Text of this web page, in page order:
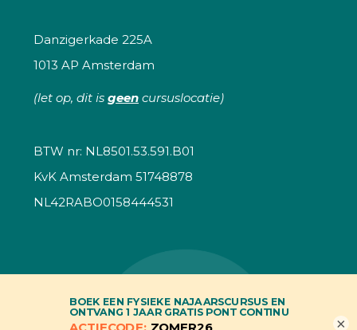
Danzigerkade 225A
1013 AP Amsterdam
(let op, dit is geen cursuslocatie)
BTW nr: NL8501.53.591.B01
KvK Amsterdam 51748878
NL42RABO0158444531
© 2026PONT Academy
×